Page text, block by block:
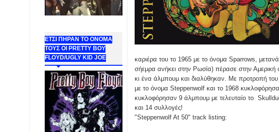
ΕΤΣΙ ΠΗΡΑΝ ΤΟ ΟΝΟΜΑ
ΤΟΥΣ ΟΙ PRETTY BOY
FLOYD/UGLY KID JOE
καριέρα του το 1965 με το όνομα Sparrows,
σήεμρα ανήκει στην Ρωσία) πέρασε στην
κι ένα άλμπουμ και διαλύθηκαν. Με προτροπή
με το όνομα Steppenwolf και το 1968
κυκλοφόρησαν 9 άλμπουμ με τελευταίο το
και 14 συλλογές!
"Steppenwolf At 50" track listing: